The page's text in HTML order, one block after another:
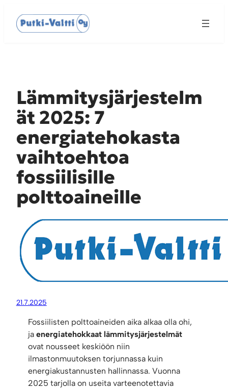
sisältöön
Lämmitysjärjestelm
ät 2025: 7
energiatehokasta
vaihtoehtoa
fossiilisille
polttoaineille
21.7.2025
Fossiilisten polttoaineiden aika alkaa olla ohi,
jaenergiatehokkaat lämmitysjärjestelmät
ovat nousseet keskiöön niin
ilmastonmuutoksen torjunnassa kuin
energiakustannusten hallinnassa. Vuonna
2025 tarjolla on useita varteenotettavia